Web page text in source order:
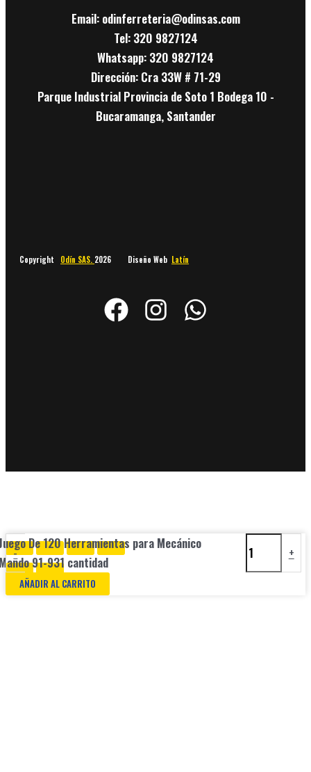
Email: odinferreteria@odinsas.com
Tel: 320 9827124
Whatsapp: 320 9827124
Dirección: Cra 33W # 71-29
Parque Industrial Provincia de Soto 1 Bodega 10 -
Bucaramanga, Santander
Copyright Odín SAS. 2026 Diseño Web Latín
-
De 120 Herramientas para Mecánico
91-931 cantidad
+
AÑADIR AL CARRITO